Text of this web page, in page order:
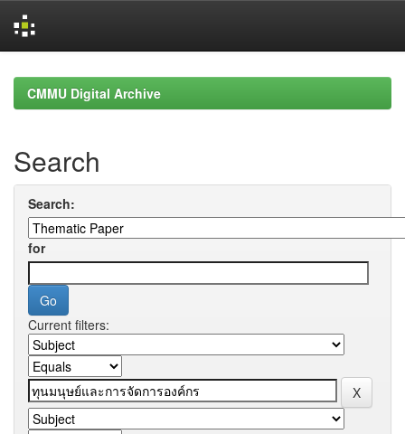
navigationCMMU Digital Archive
Search
Search:
for
Current filters: